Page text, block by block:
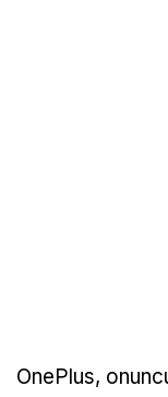
OnePlus,